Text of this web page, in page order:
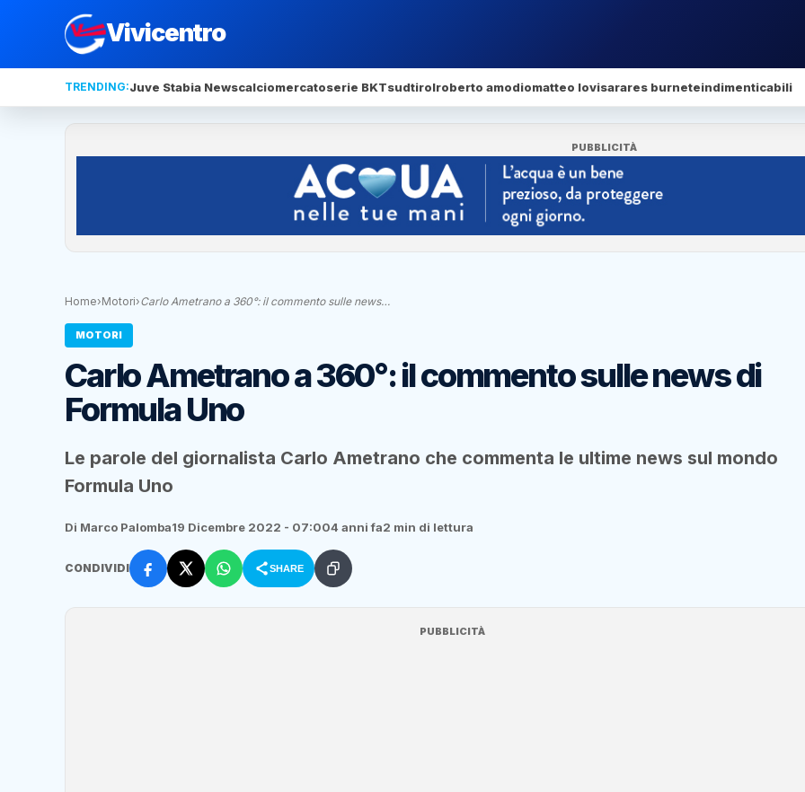
Vivicentro
TRENDING:Juve Stabia Newscalciomercatoserie BKTsudtirolroberto amodiomatteo lovisarares burneteindimenticabili
PUBBLICITÀ
Home›Motori›Carlo Ametrano a 360°: il commento sulle news…
MOTORI
Carlo Ametrano a 360°: il commento sulle news di
Formula Uno
Le parole del giornalista Carlo Ametrano che commenta le ultime news sul mondo
Formula Uno
Di Marco Palomba19 Dicembre 2022 - 07:004 anni fa2 min di lettura
CONDIVIDI SHARE
PUBBLICITÀ